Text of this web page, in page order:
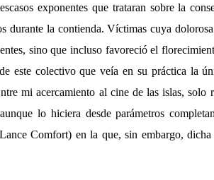
exponentes que trataran sobre la
durante la contienda. Víctimas cuya
sino que incluso favoreció el
este colectivo que veía en su práctica la
mi acercamiento al cine de las islas, solo
lo hiciera desde parámetros
Comfort) en la que, sin embargo, dicha